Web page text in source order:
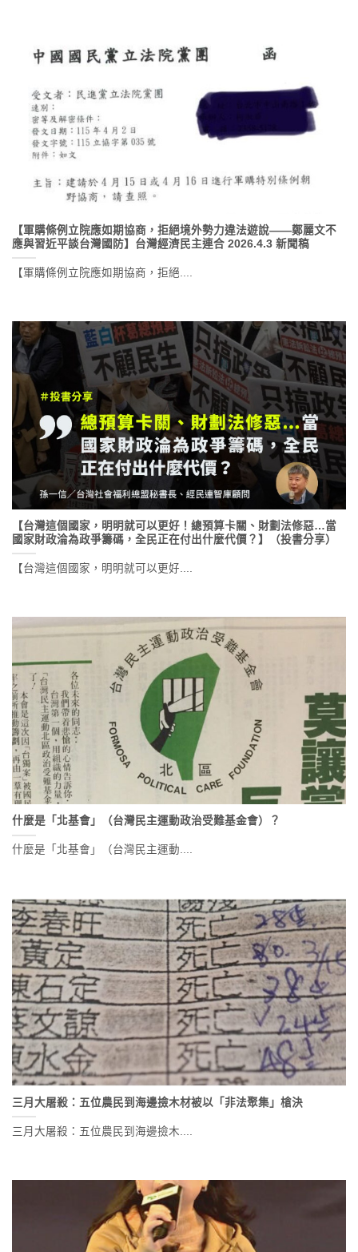
【軍購條例立院應如期協商，拒絕境外勢力違法遊說——鄭麗文不
應與習近平談台灣國防】台灣經濟民主連合 2026.4.3 新聞稿
【軍購條例立院應如期協商，拒絕....
【台灣這個國家，明明就可以更好！總預算卡關、財劃法修惡…當
國家財政淪為政爭籌碼，全民正在付出什麼代價？】（投書分享）
【台灣這個國家，明明就可以更好....
什麼是「北基會」（台灣民主運動政治受難基金會）？
什麼是「北基會」（台灣民主運動....
三月大屠殺：五位農民到海邊撿木材被以「非法聚集」槍決
三月大屠殺：五位農民到海邊撿木....